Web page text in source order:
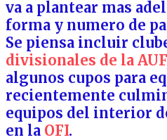
va a plantear mas
forma y numero de
Se piensa incluir
divisionales de la AUF
algunos cupos para
recientemente
equipos del interior
en la OFI.